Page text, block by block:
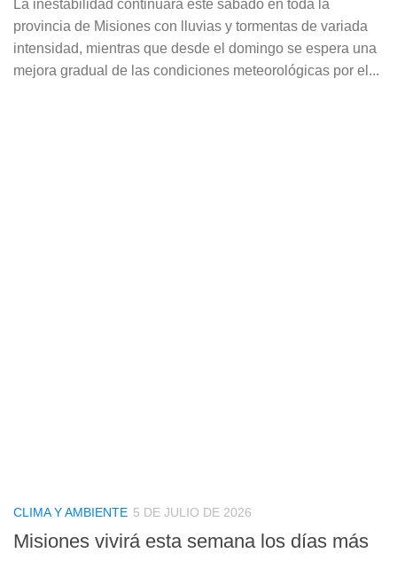
La inestabilidad continuará este sábado en toda la
provincia de Misiones con lluvias y tormentas de variada
intensidad, mientras que desde el domingo se espera una
mejora gradual de las condiciones meteorológicas por el...
CLIMA Y AMBIENTE 5 DE JULIO DE 2026
Misiones vivirá esta semana los días más